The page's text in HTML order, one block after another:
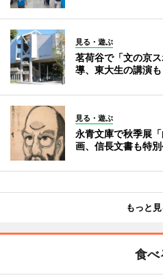
見る・遊ぶ
茗荷谷で「文の京
導、東大生の講演も
見る・遊ぶ
永青文庫で秋季展
画、信長文書も特
もっと
食べ